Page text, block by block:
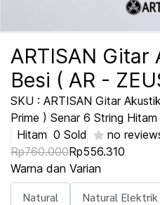
ARTISAN Gitar
Besi ( AR -
SKU : ARTISAN Gitar
Prime ) Senar 6 String Hitam
Hitam 0 Sold
no
Rp760.000Rp556.310
Warna dan Varian
Natural Natural Elektrik